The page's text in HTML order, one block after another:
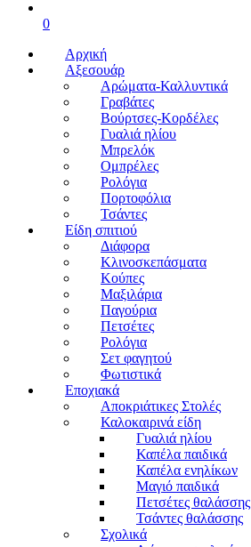
0
Αρχική
Αξεσουάρ
Αρώματα-Καλλυντικά
Γραβάτες
Βούρτσες-Κορδέλες
Γυαλιά ηλίου
Μπρελόκ
Ομπρέλες
Ρολόγια
Πορτοφόλια
Τσάντες
Είδη σπιτιού
Διάφορα
Κλινοσκεπάσματα
Κούπες
Μαξιλάρια
Παγούρια
Πετσέτες
Ρολόγια
Σετ φαγητού
Φωτιστικά
Εποχιακά
Αποκριάτικες Στολές
Καλοκαιρινά είδη
Γυαλιά ηλίου
Καπέλα παιδικά
Καπέλα ενηλίκων
Μαγιό παιδικά
Πετσέτες θαλάσσης
Τσάντες θαλάσσης
Σχολικά